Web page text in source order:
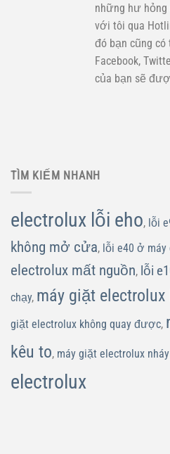
những hư
với tôi qua
đó bạn cũng
Facebook,
của bạn sẽ
TÌM KIẾM NHANH
electrolux lỗi eho, lỗi
không mở cửa, lỗi e40 ở
electrolux mất nguồn, lỗi
chạy, máy giặt
giặt electrolux không quay được,
kêu to, máy giặt electrolux
electrolux